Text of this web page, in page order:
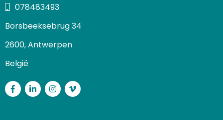
078483493
Borsbeeksebrug 34
2600, Antwerpen
België
Facebook
LinkedInInstagram
Vimeo